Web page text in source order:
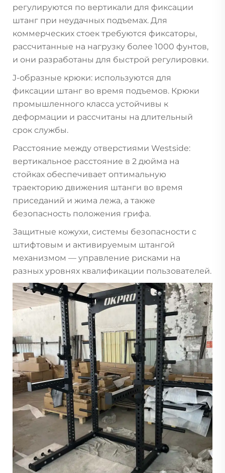
регулируются по вертикали для фиксации
штанг при неудачных подъемах. Для
коммерческих стоек требуются фиксаторы,
рассчитанные на нагрузку более 1000 фунтов,
и они разработаны для быстрой регулировки.
J-образные крюки: используются для
фиксации штанг во время подъемов. Крюки
промышленного класса устойчивы к
деформации и рассчитаны на длительный
срок службы.
Расстояние между отверстиями Westside:
вертикальное расстояние в 2 дюйма на
стойках обеспечивает оптимальную
траекторию движения штанги во время
приседаний и жима лежа, а также
безопасность положения грифа.
Защитные кожухи, системы безопасности с
штифтовым и активируемым штангой
механизмом — управление рисками на
разных уровнях квалификации пользователей.